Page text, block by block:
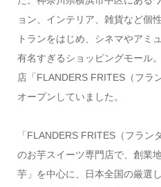
ョン、インテリア、雑貨など個
トランをはじめ、シネマやアミ
有名すぎるショッピングモール
店「FLANDERS FRITES（フラ
オープンしていました。
「FLANDERS FRITES（フラ
のお芋スイーツ専門店で、創業
芋」を中心に、日本全国の厳選